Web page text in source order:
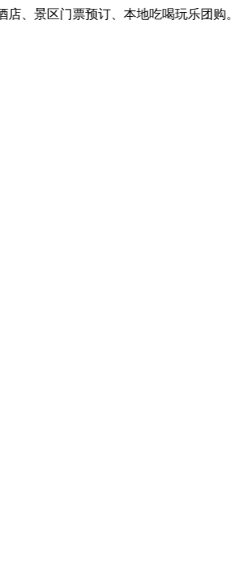
、景区门票预订、本地吃喝玩乐团购。